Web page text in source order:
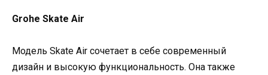
Grohe Skate Air
Модель Skate Air сочетает в себе современный
дизайн и высокую функциональность. Она также